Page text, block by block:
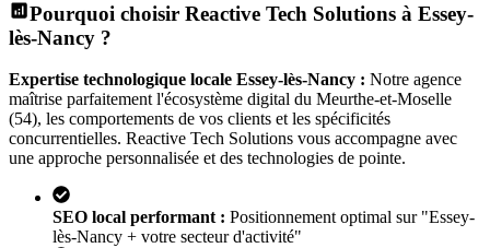
Pourquoi choisir Reactive Tech Solutions à Essey-
lès-Nancy ?
Expertise technologique locale Essey-lès-Nancy : Notre agence
maîtrise parfaitement l'écosystème digital du Meurthe-et-Moselle
(54), les comportements de vos clients et les spécificités
concurrentielles. Reactive Tech Solutions vous accompagne avec
une approche personnalisée et des technologies de pointe.
SEO local performant : Positionnement optimal sur "Essey-
lès-Nancy + votre secteur d'activité"